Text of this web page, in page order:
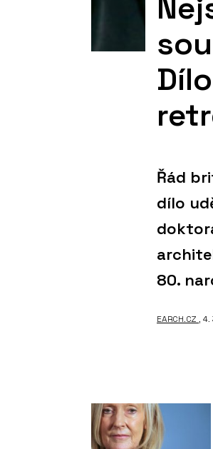
Řád
dílo
80.
EARCH.CZ , 4.